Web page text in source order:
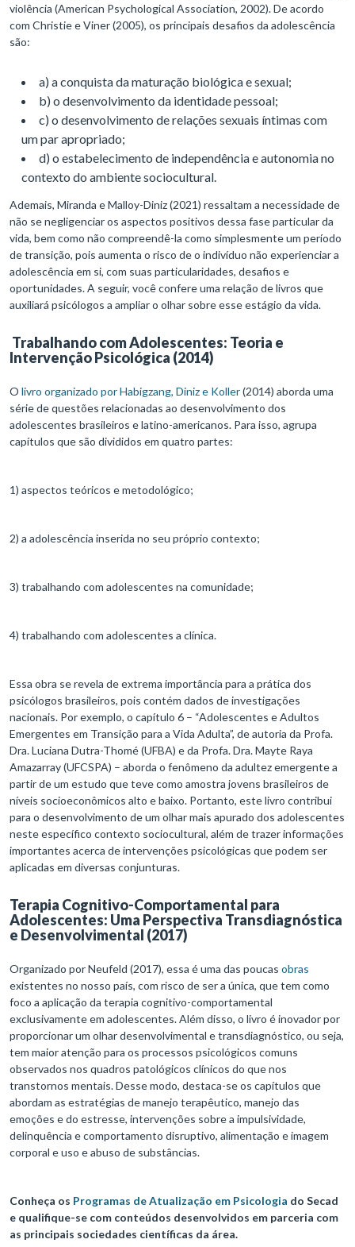
violência (American Psychological Association, 2002). De acordo
com Christie e Viner (2005), os principais desafios da adolescência
são:
a) a conquista da maturação biológica e sexual;
b) o desenvolvimento da identidade pessoal;
c) o desenvolvimento de relações sexuais íntimas com
um par apropriado;
d) o estabelecimento de independência e autonomia no
contexto do ambiente sociocultural.
Ademais, Miranda e Malloy-Diniz (2021) ressaltam a necessidade de
não se negligenciar os aspectos positivos dessa fase particular da
vida, bem como não compreendê-la como simplesmente um período
de transição, pois aumenta o risco de o indivíduo não experienciar a
adolescência em si, com suas particularidades, desafios e
oportunidades. A seguir, você confere uma relação de livros que
auxiliará psicólogos a ampliar o olhar sobre esse estágio da vida.
Trabalhando com Adolescentes: Teoria e
Intervenção Psicológica (2014)
O livro organizado por Habigzang, Diniz e Koller(2014) aborda uma
série de questões relacionadas ao desenvolvimento dos
adolescentes brasileiros e latino-americanos. Para isso, agrupa
capítulos que são divididos em quatro partes:
1) aspectos teóricos e metodológico;
2) a adolescência inserida no seu próprio contexto;
3) trabalhando com adolescentes na comunidade;
4) trabalhando com adolescentes a clínica.
Essa obra se revela de extrema importância para a prática dos
psicólogos brasileiros, pois contém dados de investigações
nacionais. Por exemplo, o capítulo 6 – “Adolescentes e Adultos
Emergentes em Transição para a Vida Adulta”, de autoria da Profa.
Dra. Luciana Dutra-Thomé (UFBA) e da Profa. Dra. Mayte Raya
Amazarray (UFCSPA) – aborda o fenômeno da adultez emergente a
partir de um estudo que teve como amostra jovens brasileiros de
níveis socioeconômicos alto e baixo. Portanto, este livro contribui
para o desenvolvimento de um olhar mais apurado dos adolescentes
neste específico contexto sociocultural, além de trazer informações
importantes acerca de intervenções psicológicas que podem ser
aplicadas em diversas conjunturas.
Terapia Cognitivo-Comportamental para
Adolescentes: Uma Perspectiva Transdiagnóstica
e Desenvolvimental (2017)
Organizado por Neufeld (2017), essa é uma das poucas obras
existentes no nosso país, com risco de ser a única, que tem como
foco a aplicação da terapia cognitivo-comportamental
exclusivamente em adolescentes. Além disso, o livro é inovador por
proporcionar um olhar desenvolvimental e transdiagnóstico, ou seja,
tem maior atenção para os processos psicológicos comuns
observados nos quadros patológicos clínicos do que nos
transtornos mentais. Desse modo, destaca-se os capítulos que
abordam as estratégias de manejo terapêutico, manejo das
emoções e do estresse, intervenções sobre a impulsividade,
delinquência e comportamento disruptivo, alimentação e imagem
corporal e uso e abuso de substâncias.
Conheça os Programas de Atualização em Psicologia do Secad
e qualifique-se com conteúdos desenvolvidos em parceria com
as principais sociedades científicas da área.